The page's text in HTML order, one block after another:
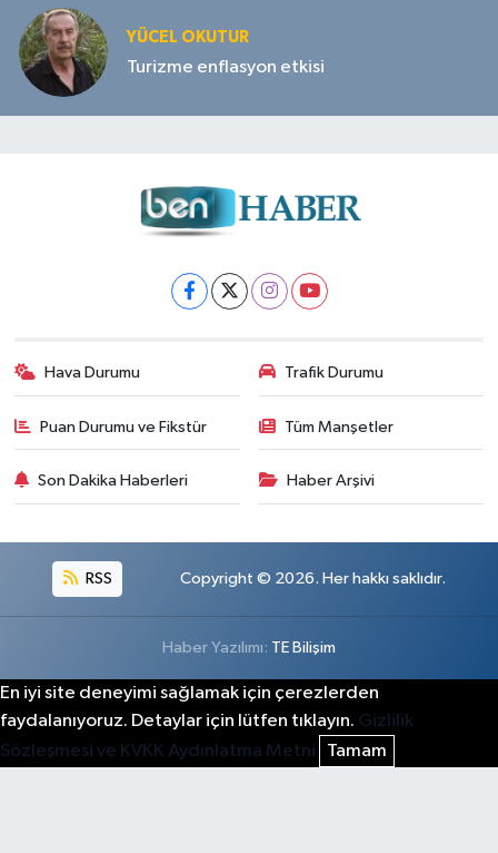
YÜCEL OKUTUR
Turizme enflasyon etkisi
Hava Durumu Trafik Durumu
Puan Durumu ve Fikstür Tüm Manşetler
Son Dakika Haberleri Haber Arşivi
RSS Copyright © 2026. Her hakkı saklıdır.
Haber Yazılımı: TE Bilişim
En iyi site deneyimi sağlamak için çerezlerden
faydalanıyoruz. Detaylar için lütfen tıklayın. Gizlilik
Sözleşmesi ve KVKK Aydınlatma Metni
Tamam